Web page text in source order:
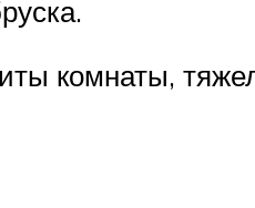
комнаты,